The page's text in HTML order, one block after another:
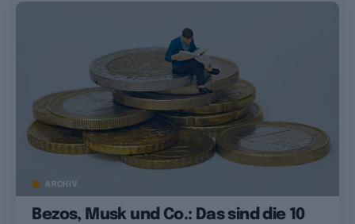
ARCHIV
Bezos, Musk und Co.: Das sind die 10